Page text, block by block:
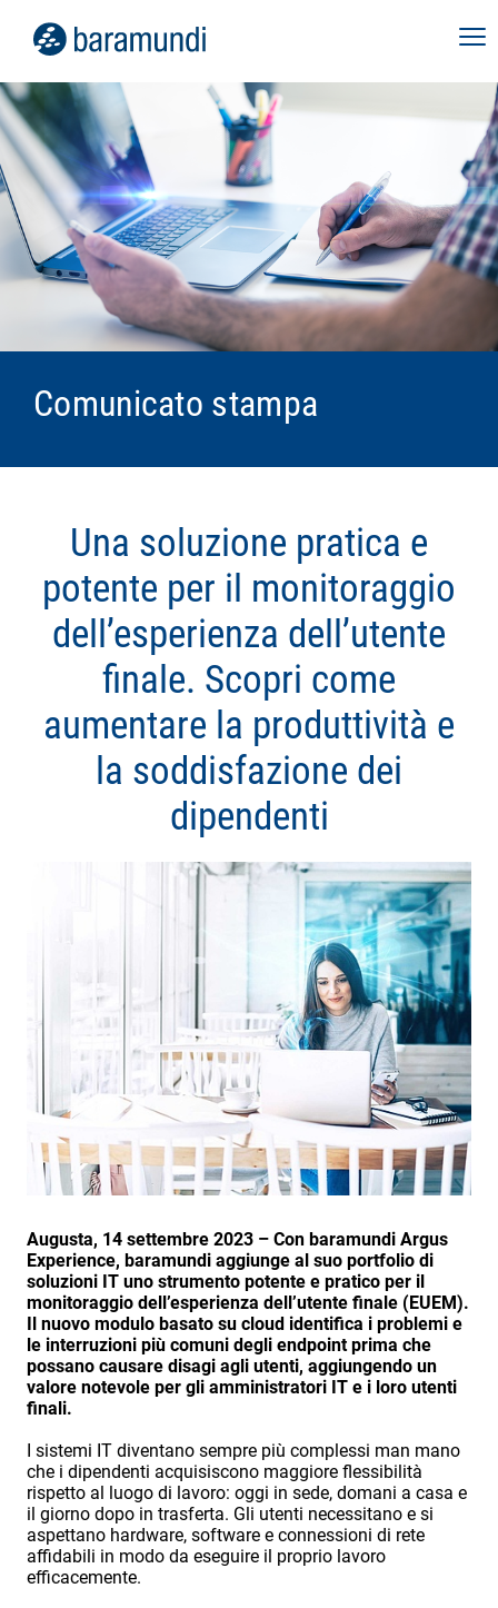
Comunicato stampa
Una soluzione pratica e
potente per il monitoraggio
dell’esperienza dell’utente
finale. Scopri come
aumentare la produttività e
la soddisfazione dei
dipendenti
Augusta, 14 settembre 2023 – Con baramundi Argus
Experience, baramundi aggiunge al suo portfolio di
soluzioni IT uno strumento potente e pratico per il
monitoraggio dell’esperienza dell’utente finale (EUEM).
Il nuovo modulo basato su cloud identifica i problemi e
le interruzioni più comuni degli endpoint prima che
possano causare disagi agli utenti, aggiungendo un
valore notevole per gli amministratori IT e i loro utenti
finali.
I sistemi IT diventano sempre più complessi man mano
che i dipendenti acquisiscono maggiore flessibilità
rispetto al luogo di lavoro: oggi in sede, domani a casa e
il giorno dopo in trasferta. Gli utenti necessitano e si
aspettano hardware, software e connessioni di rete
affidabili in modo da eseguire il proprio lavoro
efficacemente.